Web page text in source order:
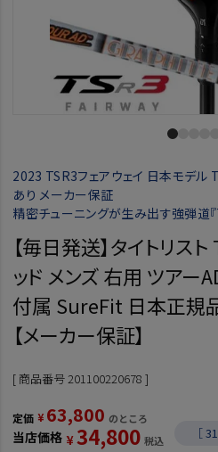
2023 TSR3フェアウェイ 日本モデ
あり メーカー保証
精密チューニングが生み出す強弾道『
【毎日発送】タイトリス
ッド メンズ 右用 ツアー
付属 SureFit 日本正規品
【メーカー保証】
商品番号 201100220678
定価 ¥ 63,800 のところ
当店価格 ¥34,800 税込 ［